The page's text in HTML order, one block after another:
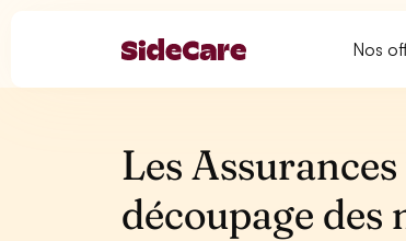
Nos
Les
découpage